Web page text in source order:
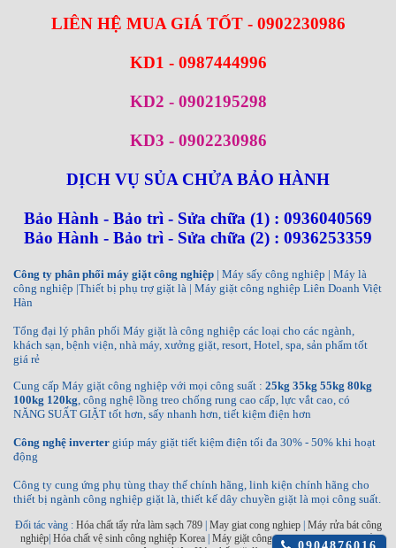
Click
LIÊN HỆ MUA GIÁ TỐT - 0902230986
KD1 - 0987444996
KD2 - 0902195298
KD3 - 0902230986
DỊCH VỤ SỦA CHỬA BẢO HÀNH
Bảo Hành - Bảo trì - Sửa chữa (1) : 0936040569
Bảo Hành - Bảo trì - Sửa chữa (2) : 0936253359
Công ty phân phối máy giặt công nghiệp | Máy sấy công nghiệp | Máy là
công nghiệp |Thiết bị phụ trợ giặt là | Máy giặt công nghiệp Liên Doanh Việt
Hàn
Tổng đại lý phân phối Máy giặt là công nghiệp các loại cho các ngành,
khách sạn, bệnh viện, nhà máy, xưởng giặt, resort, Hotel, spa, sản phẩm tốt
giá rẻ
Cung cấp Máy giặt công nghiệp với mọi công suất : 25kg 35kg 55kg 80kg
100kg 120kg , công nghệ lồng treo chống rung cao cấp, lực vắt cao, có
NĂNG SUẤT GIẶT tốt hơn, sấy nhanh hơn, tiết kiệm điện hơn
Công nghệ inverter giúp máy giặt tiết kiệm điện tối đa 30% - 50% khi hoạt
động
Công ty cung ứng phụ tùng thay thế chính hãng, linh kiện chính hãng cho
thiết bị ngành công nghiệp giặt là, thiết kế dây chuyền giặt là mọi công suất.
Đối tác vàng : Hóa chất tẩy rửa làm sạch 789| May giat cong nghiep| Máy rửa bát công
nghiệp| Hóa chất vệ sinh công nghiệp Korea|Máy giặt công nghiệp INKO|Máy sấy